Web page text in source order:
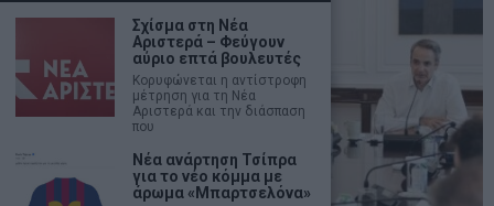
Σχίσμα στη Νέα
Αριστερά – Φεύγουν
αύριο επτά βουλευτές
Κορυφώνεται η αντίστροφη
μέτρηση για τη Νέα
Αριστερά και την διάσπαση
που
Νέα ανάρτηση Τσίπρα
για το νέο κόμμα με
άρωμα «Μπαρτσελόνα»